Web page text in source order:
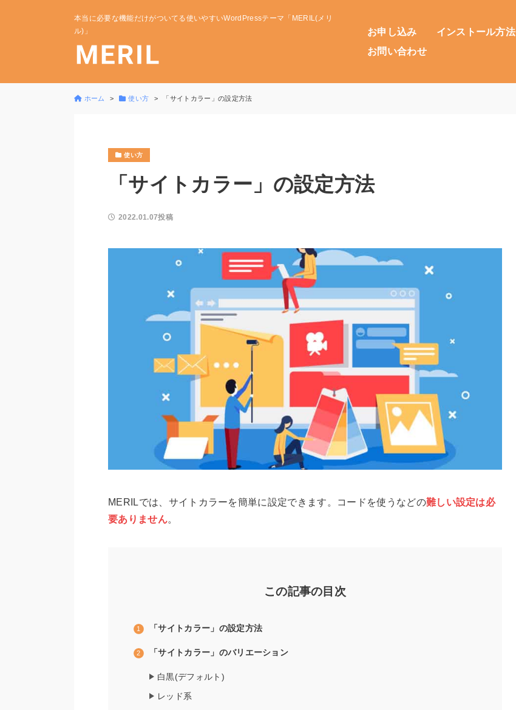
本当に必要な機能だけがついてる使いやすいWordPressテーマ「MERIL(メリ
ル)」
お申し込み インストール方法
お問い合わせ
ホーム 使い方 「サイトカラー」の設定方法
使い方
「サイトカラー」の設定方法
2022.01.07投稿
MERILでは、サイトカラーを簡単に設定できます。コードを使うなどの難しい設定は必
要ありません。
この記事の目次
「サイトカラー」の設定方法
「サイトカラー」のバリエーション
白黒(デフォルト)
レッド系